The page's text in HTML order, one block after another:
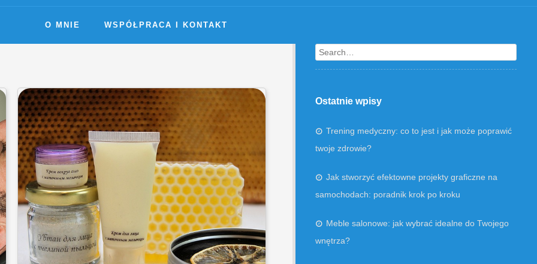
O MNIE WSPÓŁPRACA I KONTAKT
Search
Ostatnie wpisy
Trening medyczny: co to jest i jak może poprawić
twoje zdrowie?
Jak stworzyć efektowne projekty graficzne na
samochodach: poradnik krok po kroku
Meble salonowe: jak wybrać idealne do Twojego
wnętrza?